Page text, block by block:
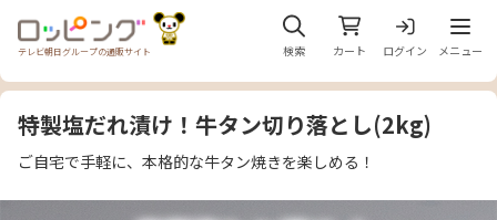
テレビ朝日グループの通販サイト 検索 カート ログイン
メニ
メニュー
特製塩だれ漬け！牛タン切り落とし(2kg)
ご自宅で手軽に、本格的な牛タン焼きを楽しめる！